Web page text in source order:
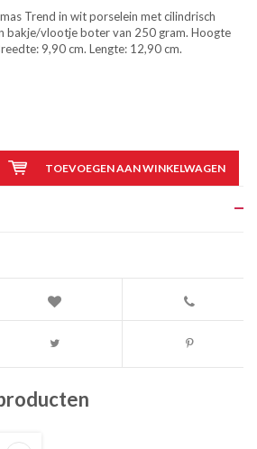
Trend in wit porselein met cilindrisch
bakje/vlootje boter van 250 gram. Hoogte
9,90 cm. Lengte: 12,90 cm.
TOEVOEGEN AAN WINKELWAGEN